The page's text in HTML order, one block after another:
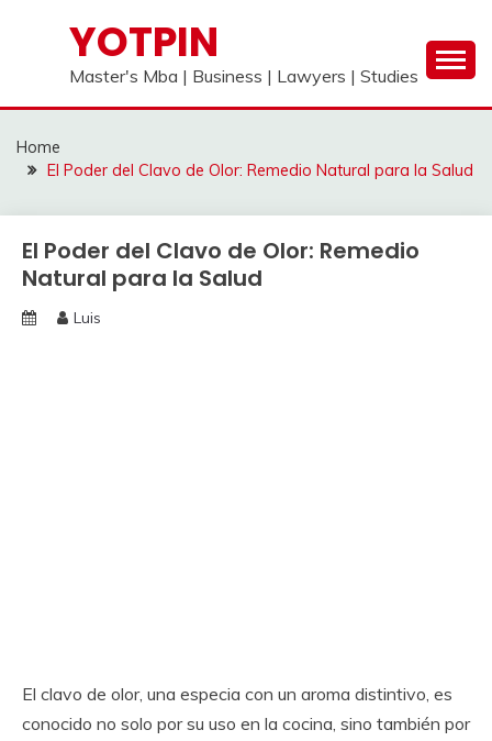
YOTPIN
Master's Mba | Business | Lawyers | Studies
Home
El Poder del Clavo de Olor: Remedio Natural para la Salud
El Poder del Clavo de Olor: Remedio
Natural para la Salud
Luis
El clavo de olor, una especia con un aroma distintivo, es
conocido no solo por su uso en la cocina, sino también por